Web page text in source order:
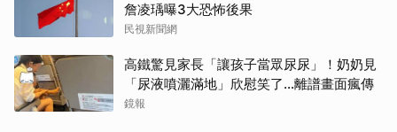
詹凌瑀曝3大恐怖後果
民視新聞網
高鐵驚見家長「讓孩子當眾尿尿」！奶奶見
「尿液噴灑滿地」欣慰笑了…離譜畫面瘋傳
鏡報